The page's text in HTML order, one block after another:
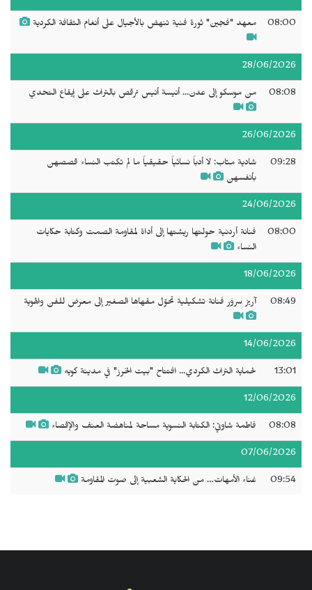
08:00 معهد "فجين" ثورة فنية تنهض بالأجيال على أنغام الثقافة الكردية
28/06/2026
08:08 من موسكو إلى عدن... أنيسة أنيس ترقص بالتراث على إيقاع التحدي
26/06/2026
09:28
شادية منّاب: لا أدباً نسائياً حقيقياً ما لم تكتب النساء قصصهن
بأنفسهن
24/06/2026
08:00
فنانة أردنية حولتها ريشتها إلى أداة لمقاومة الصمت وكتابة حكايات
النساء
18/06/2026
08:49 آريز سروَر فنانة تشكيلية تحوّل مقهاها الصغير إلى معرض للفن والهوية
14/06/2026
13:01 لحماية التراث الكردي... افتتاح "بيت الخرز" في مدينة كويه
12/06/2026
08:08 فاطمة شاوتي: الكتابة النسوية مساحة لمناهضة العنف والإقصاء
07/06/2026
09:54 غناء الأمهات… من الحكاية الشعبية إلى صوت المقاومة